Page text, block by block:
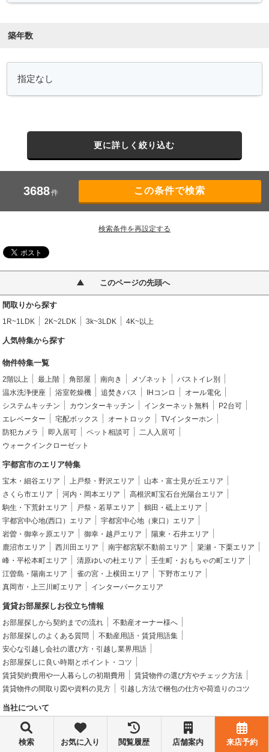
築年数
更に詳しく絞り込む
3688件
検索条件を再設定する
このページの先頭へ
間取りから探す
1R~1LDK 2K~2LDK 3k~3LDK 4K~以上
人気特集から探す
物件特集一覧
2階以上 最上階 角部屋 南向き メゾネット
バストイレ別
温水洗浄便座
浴室乾燥機 追焚きバス IHコンロ
オール電化
システムキッチン
カウンターキッチン インターネット無料
P2台可
エレベーター
宅配ボックス オートロック
TVインターホン
防犯カメラ
即入居可 ペット相談可
二人入居可
ウォークインクローゼット
宇都宮市のエリア特集
宝木・細谷エリア 上戸祭・野沢エリア
山本・富士見が丘エリア
さくら市エリア
河内・岡本エリア
高根沢町宝石台光陽台エリア
駒生・下荒針エリア
戸祭・若草エリア
鶴田・砥上エリア
宇都宮中心地(西口）エリア
宇都宮中心地（東口）エリア
岩曽・御幸ヶ原エリア
御幸・越戸エリア
陽東・石井エリア
鹿沼市エリア
西川田エリア 南宇都宮駅不動前エリア
簗瀬・下栗エリア
峰・平松本町エリア
清原ゆいの杜エリア
壬生町・おもちゃの町エリア
江曽島・陽南エリア
雀の宮・上横田エリア
下野市エリア
真岡市・上三川町エリア
インターパークエリア
賃貸お部屋探しお役立ち情報
お部屋探しから契約までの流れ
不動産オーナー様へ
お部屋探しのよくある質問
不動産用語・賃貸用語集
安心な引越し会社の選び方・引越し業界用語
お部屋探しに良い時期とポイント・コツ
賃貸契約費用や一人暮らしの初期費用
賃貸物件の選び方やチェック方法
賃貸物件の間取り図や資料の見方
引越し方法で梱包の仕方や荷造りのコツ
当社について
トップページ 物件検索 お役立ち情報
スタッフ紹介
お客様の声
採用情報 会社概要 賃貸物件紹介ブログ
来店予約
検索 お気に入り 閲覧履歴 店舗案内 来店予約